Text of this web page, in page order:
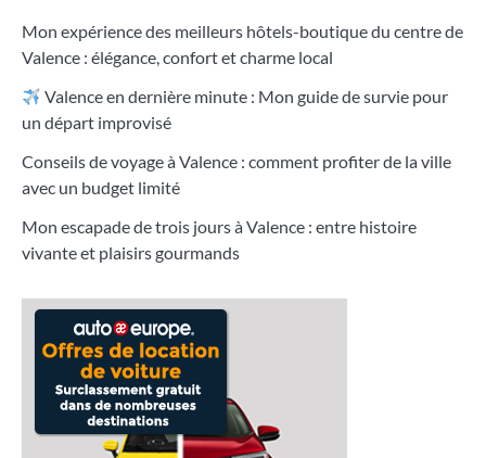
Mon expérience des meilleurs hôtels-boutique du centre de
Valence : élégance, confort et charme local
Valence en dernière minute : Mon guide de survie pour
un départ improvisé
Conseils de voyage à Valence : comment profiter de la ville
avec un budget limité
Mon escapade de trois jours à Valence : entre histoire
vivante et plaisirs gourmands